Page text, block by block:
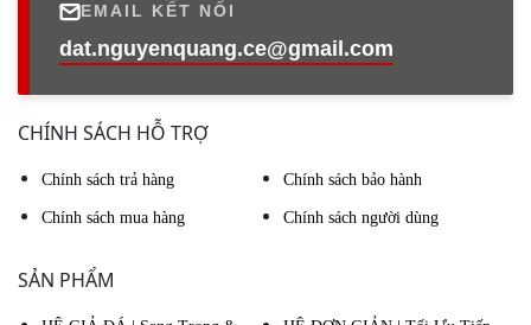
EMAIL KẾT NỐI
dat.nguyenquang.ce@gmail.com
CHÍNH SÁCH HỖ TRỢ
Chính sách trả hàng Chính sách bảo hành
Chính sách mua hàng Chính sách người dùng
SẢN PHẨM